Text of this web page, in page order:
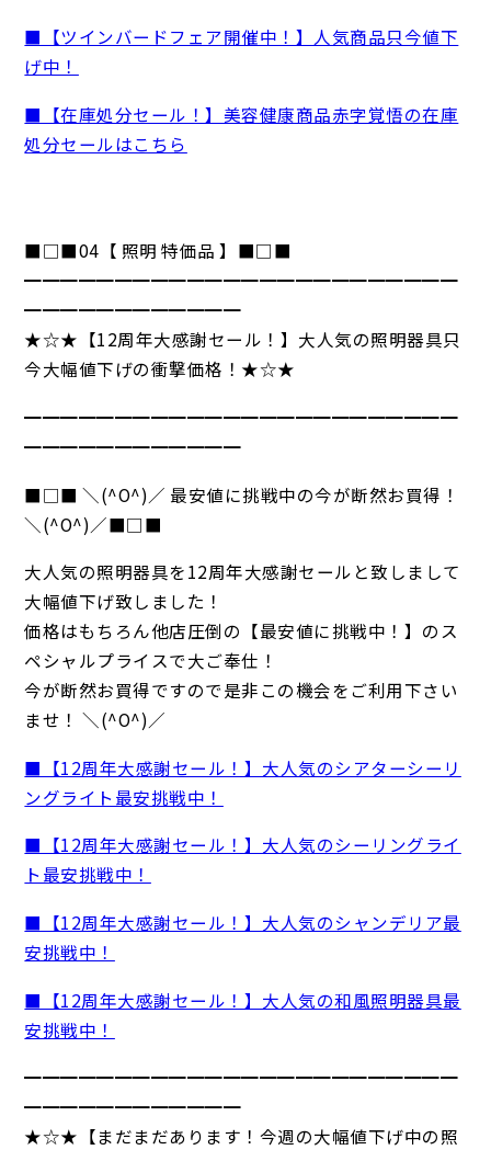
■【ツインバードフェア開催中！】人気商品只今値下
げ中！
■【在庫処分セール！】美容健康商品赤字覚悟の在庫
処分セールはこちら
■□■04【 照明 特価品 】■□■
━━━━━━━━━━━━━━━━━━━━━━━━
━━━━━━━━━━━━
★☆★【12周年大感謝セール！】大人気の照明器具只
今大幅値下げの衝撃価格！★☆★
━━━━━━━━━━━━━━━━━━━━━━━━
━━━━━━━━━━━━
■□■ ＼(^O^)／ 最安値に挑戦中の今が断然お買得！
＼(^O^)／■□■
大人気の照明器具を12周年大感謝セールと致しまして
大幅値下げ致しました！
価格はもちろん他店圧倒の【最安値に挑戦中！】のス
ペシャルプライスで大ご奉仕！
今が断然お買得ですので是非この機会をご利用下さい
ませ！ ＼(^O^)／
■【12周年大感謝セール！】大人気のシアターシーリ
ングライト最安挑戦中！
■【12周年大感謝セール！】大人気のシーリングライ
ト最安挑戦中！
■【12周年大感謝セール！】大人気のシャンデリア最
安挑戦中！
■【12周年大感謝セール！】大人気の和風照明器具最
安挑戦中！
━━━━━━━━━━━━━━━━━━━━━━━━
━━━━━━━━━━━━
★☆★【まだまだあります！今週の大幅値下げ中の照